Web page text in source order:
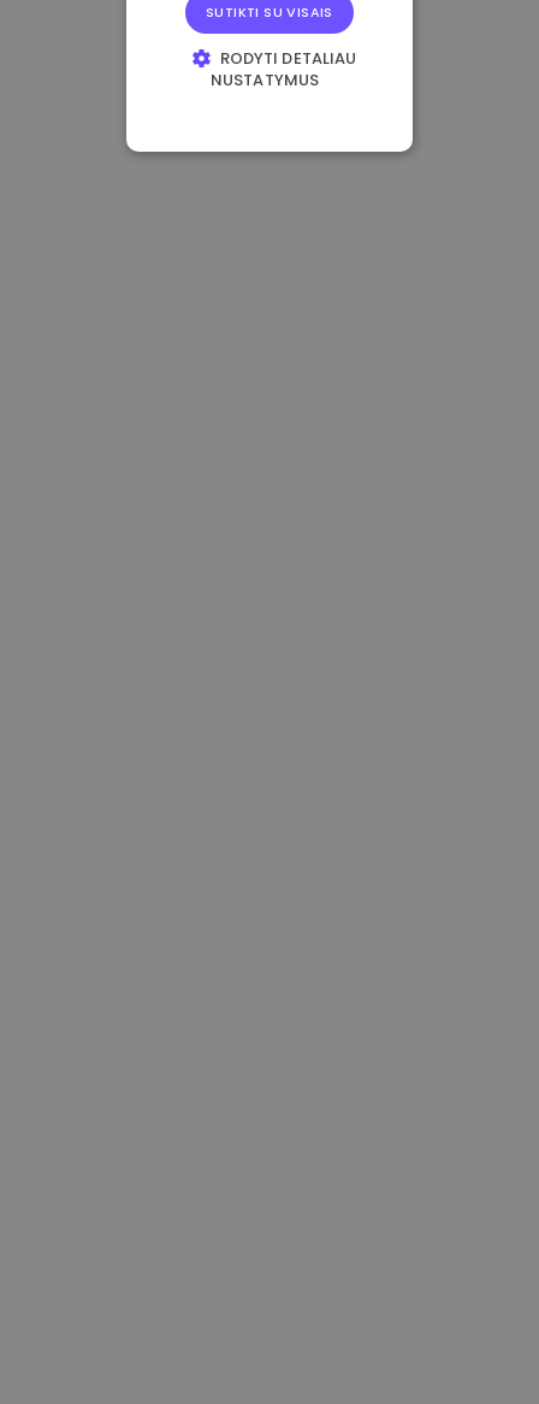
SUTIKTI SU VISAIS
RODYTI DETALIAU
NUSTATYMUS